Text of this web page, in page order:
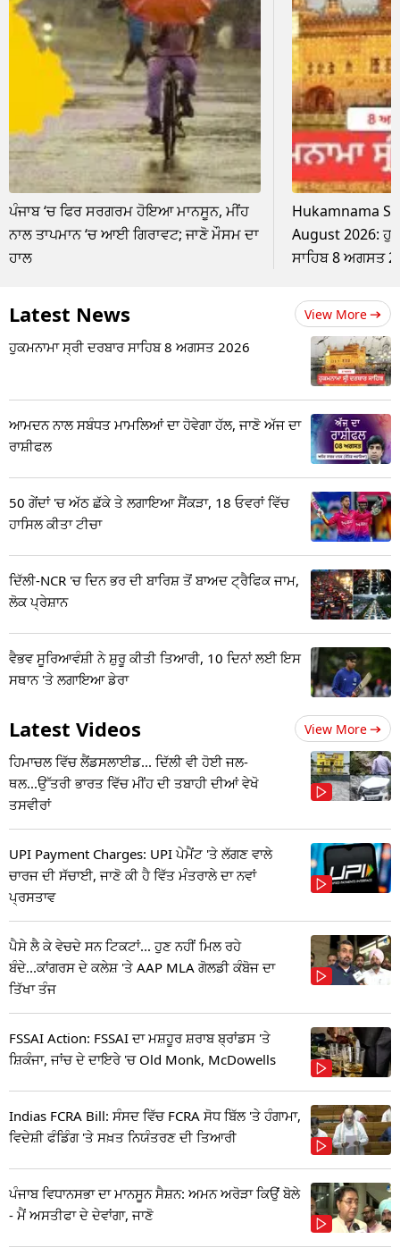
ਪੰਜਾਬ ‘ਚ ਫਿਰ ਸਰਗਰਮ ਹੋਇਆ ਮਾਨਸੂਨ, ਮੀਂਹ
ਨਾਲ ਤਾਪਮਾਨ ‘ਚ ਆਈ ਗਿਰਾਵਟ; ਜਾਣੋ ਮੌਸਮ ਦਾ
ਹਾਲ
Hukamnama
August 2026:
ਸਾਹਿਬ 8 ਅਗਸਤ
Latest News View More
ਹੁਕਮਨਾਮਾ ਸ੍ਰੀ ਦਰਬਾਰ ਸਾਹਿਬ 8 ਅਗਸਤ 2026
ਆਮਦਨ ਨਾਲ ਸਬੰਧਤ ਮਾਮਲਿਆਂ ਦਾ ਹੋਵੇਗਾ ਹੱਲ, ਜਾਣੋ ਅੱਜ ਦਾ
ਰਾਸ਼ੀਫਲ
50 ਗੇਂਦਾਂ 'ਚ ਅੱਠ ਛੱਕੇ ਤੇ ਲਗਾਇਆ ਸੈਂਕੜਾ, 18 ਓਵਰਾਂ ਵਿੱਚ
ਹਾਸਿਲ ਕੀਤਾ ਟੀਚਾ
ਦਿੱਲੀ-NCR 'ਚ ਦਿਨ ਭਰ ਦੀ ਬਾਰਿਸ਼ ਤੋਂ ਬਾਅਦ ਟ੍ਰੈਫਿਕ ਜਾਮ,
ਲੋਕ ਪ੍ਰੇਸ਼ਾਨ
ਵੈਭਵ ਸੂਰਿਆਵੰਸ਼ੀ ਨੇ ਸ਼ੁਰੂ ਕੀਤੀ ਤਿਆਰੀ, 10 ਦਿਨਾਂ ਲਈ ਇਸ
ਸਥਾਨ 'ਤੇ ਲਗਾਇਆ ਡੇਰਾ
Latest Videos View More
ਹਿਮਾਚਲ ਵਿੱਚ ਲੈਂਡਸਲਾਈਡ... ਦਿੱਲੀ ਵੀ ਹੋਈ ਜਲ-
ਥਲ...ਉੱਤਰੀ ਭਾਰਤ ਵਿੱਚ ਮੀਂਹ ਦੀ ਤਬਾਹੀ ਦੀਆਂ ਵੇਖੋ
ਤਸਵੀਰਾਂ
UPI Payment Charges: UPI ਪੇਮੈਂਟ 'ਤੇ ਲੱਗਣ ਵਾਲੇ
ਚਾਰਜ ਦੀ ਸੱਚਾਈ, ਜਾਣੋ ਕੀ ਹੈ ਵਿੱਤ ਮੰਤਰਾਲੇ ਦਾ ਨਵਾਂ
ਪ੍ਰਸਤਾਵ
ਪੈਸੇ ਲੈ ਕੇ ਵੇਚਦੇ ਸਨ ਟਿਕਟਾਂ... ਹੁਣ ਨਹੀਂ ਮਿਲ ਰਹੇ
ਬੰਦੇ...ਕਾਂਗਰਸ ਦੇ ਕਲੇਸ਼ 'ਤੇ AAP MLA ਗੋਲਡੀ ਕੰਬੋਜ ਦਾ
ਤਿੱਖਾ ਤੰਜ
FSSAI Action: FSSAI ਦਾ ਮਸ਼ਹੂਰ ਸ਼ਰਾਬ ਬ੍ਰਾਂਡਸ 'ਤੇ
ਸ਼ਿਕੰਜਾ, ਜਾਂਚ ਦੇ ਦਾਇਰੇ 'ਚ Old Monk, McDowells
Indias FCRA Bill: ਸੰਸਦ ਵਿੱਚ FCRA ਸੋਧ ਬਿੱਲ 'ਤੇ ਹੰਗਾਮਾ,
ਵਿਦੇਸ਼ੀ ਫੰਡਿੰਗ 'ਤੇ ਸਖ਼ਤ ਨਿਯੰਤਰਣ ਦੀ ਤਿਆਰੀ
ਪੰਜਾਬ ਵਿਧਾਨਸਭਾ ਦਾ ਮਾਨਸੂਨ ਸੈਸ਼ਨ: ਅਮਨ ਅਰੋੜਾ ਕਿਉਂ ਬੋਲੇ
- ਮੈਂ ਅਸਤੀਫਾ ਦੇ ਦੇਵਾਂਗਾ, ਜਾਣੋ